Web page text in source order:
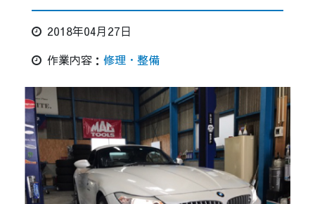
2018年04月27日
作業内容： 修理・整備